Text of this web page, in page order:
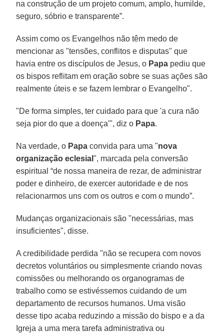
na construção de um projeto comum, amplo, humilde,
seguro, sóbrio e transparente”.
Assim como os Evangelhos não têm medo de
mencionar as "tensões, conflitos e disputas" que
havia entre os discípulos de Jesus, o Papa pediu que
os bispos reflitam em oração sobre se suas ações são
realmente úteis e se fazem lembrar o Evangelho".
"De forma simples, ter cuidado para que 'a cura não
seja pior do que a doença'", diz o Papa.
Na verdade, o Papa convida para uma "nova
organização eclesial", marcada pela conversão
espiritual “de nossa maneira de rezar, de administrar
poder e dinheiro, de exercer autoridade e de nos
relacionarmos uns com os outros e com o mundo”.
Mudanças organizacionais são "necessárias, mas
insuficientes", disse.
A credibilidade perdida "não se recupera com novos
decretos voluntários ou simplesmente criando novas
comissões ou melhorando os organogramas de
trabalho como se estivéssemos cuidando de um
departamento de recursos humanos. Uma visão
desse tipo acaba reduzindo a missão do bispo e a da
Igreja a uma mera tarefa administrativa ou